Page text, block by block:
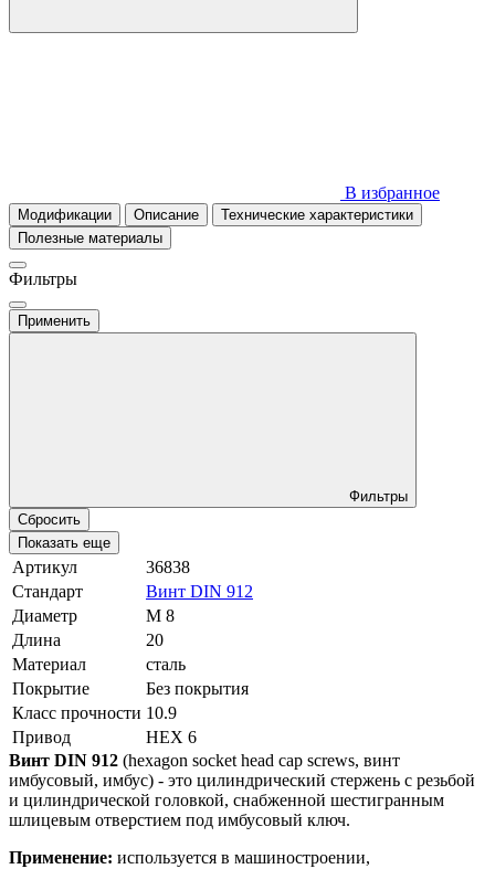
В избранное
Модификации Описание
Технические характеристики
Полезные материалы
Фильтры
Применить
Фильтры
Сбросить
Показать еще
Артикул
36838
Стандарт
Винт DIN 912
Диаметр
М 8
Длина
20
Материал
сталь
Покрытие
Без покрытия
Класс прочности 10.9
Привод
HEX 6
Винт DIN 912 (hexagon socket head cap screws, винт
имбусовый, имбус) - это цилиндрический стержень с резьбой
и цилиндрической головкой, снабженной шестигранным
шлицевым отверстием под имбусовый ключ.
Применение: используется в машиностроении,